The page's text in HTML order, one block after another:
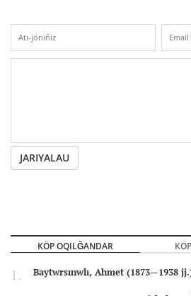
JARIYALAU
KÖP OQILĞANDAR
Baytwrsınwlı, Ahmet (1873—1938